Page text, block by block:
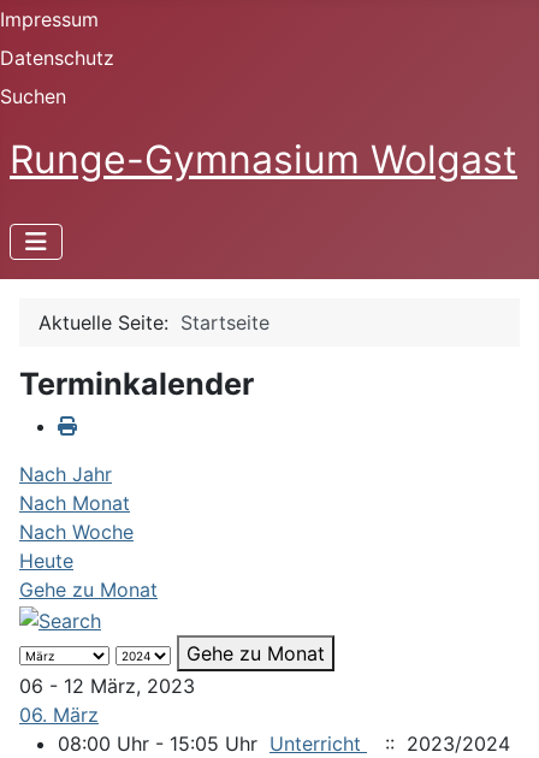
Impressum
Datenschutz
Suchen
Runge-Gymnasium Wolgast
Aktuelle Seite: Startseite
Terminkalender
Nach Jahr
Nach Monat
Nach Woche
Heute
Gehe zu Monat
Gehe zu Monat
06 - 12 März, 2023
06. März
08:00 Uhr - 15:05 Uhr Unterricht
:: 2023/2024